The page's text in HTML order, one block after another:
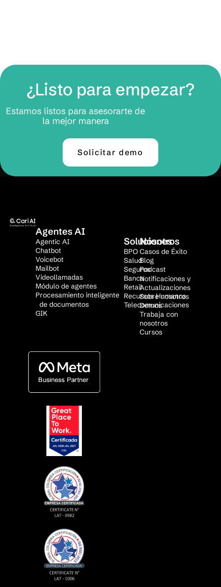
¿Listo para empezar?
Estamos listos para asesorarte de
la mejor manera
Solicitar demo
Agentes AI
Agentic AI
Chatbot
Voicebot
Mailbot
Videollamadas
Módulo de agentes
Procesamiento inteligente
de documentos
GIK
Soluciones
BPO
Salud
Seguros
Banca
Retail
Recursos Humanos
Telecomunicaciones
Nosotros
Casos de Éxito
Blog
Podcast
Notificaciones y
Actualizaciones
Sobre nosotros
Demos
Trabaja con
nosotros
Cursos